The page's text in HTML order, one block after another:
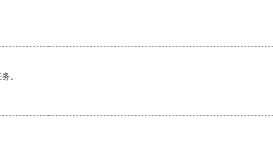
。